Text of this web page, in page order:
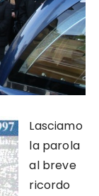
Lasciamo
la parola
al breve
ricordo